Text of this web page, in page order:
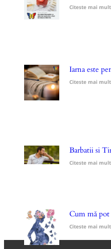
Citeste mai
Iarna este
Citeste mai
Barbatii si
Citeste mai
Cum mă pot
Citeste mai